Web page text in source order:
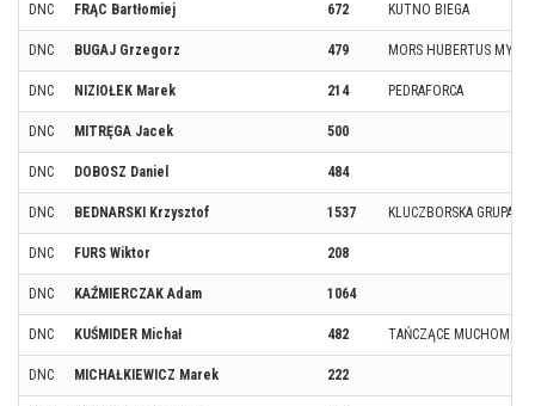
DNC FRĄC Bartłomiej 672 KUTNO BIEGA
DNC BUGAJ Grzegorz 479 MORS HUBERTUS
DNC NIZIOŁEK Marek 214 PEDRAFORCA
DNC MITRĘGA Jacek 500
DNC DOBOSZ Daniel 484
DNC BEDNARSKI Krzysztof 1537 KLUCZBORSKA GRUPA
DNC FURS Wiktor 208
DNC KAŹMIERCZAK Adam 1064
DNC KUŚMIDER Michał 482 TAŃCZĄCE
DNC MICHAŁKIEWICZ Marek 222